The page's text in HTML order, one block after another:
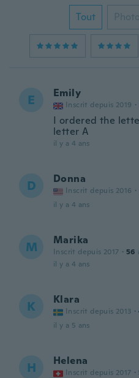
Tout Photo
E Emily
Inscrit depuis 2019 ·
I ordered the
letter A
il y a 4 ans
D Donna
Inscrit depuis 2016 ·
il y a 4 ans
M Marika
Inscrit depuis 2017 · 56
il y a 4 ans
K Klara
Inscrit depuis 2013 ·
il y a 5 ans
H Helena
Inscrit depuis 2017 ·